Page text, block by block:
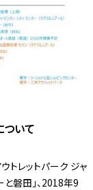
いて
トレットパーク ジャ
磐田」、2018年9